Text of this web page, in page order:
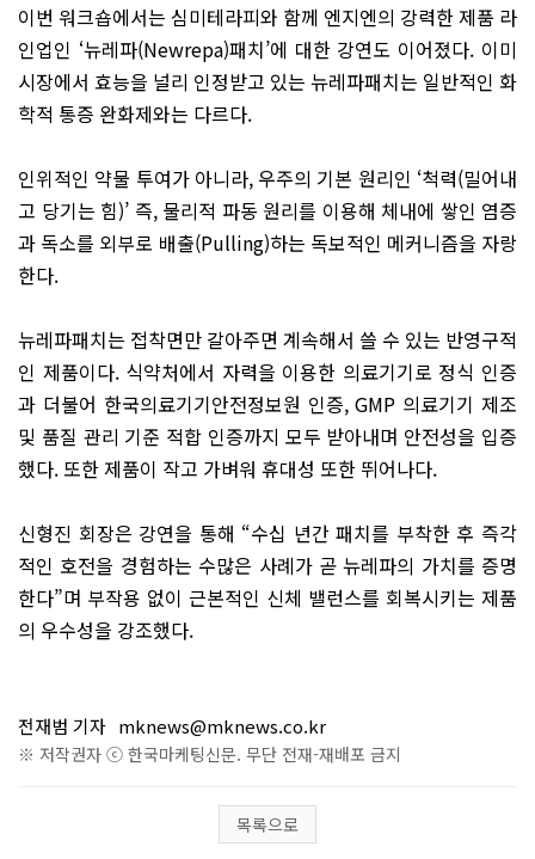
이번 워크숍에서는 심미테라피와 함께 엔지엔의 강력한 제품 라
인업인 ‘뉴레파(Newrepa)패치’에 대한 강연도 이어졌다. 이미
시장에서 효능을 널리 인정받고 있는 뉴레파패치는 일반적인 화
학적 통증 완화제와는 다르다.
인위적인 약물 투여가 아니라, 우주의 기본 원리인 ‘척력(밀어내
고 당기는 힘)’ 즉, 물리적 파동 원리를 이용해 체내에 쌓인 염증
과 독소를 외부로 배출(Pulling)하는 독보적인 메커니즘을 자랑
한다.
뉴레파패치는 접착면만 갈아주면 계속해서 쓸 수 있는 반영구적
인 제품이다. 식약처에서 자력을 이용한 의료기기로 정식 인증
과 더불어 한국의료기기안전정보원 인증, GMP 의료기기 제조
및 품질 관리 기준 적합 인증까지 모두 받아내며 안전성을 입증
했다. 또한 제품이 작고 가벼워 휴대성 또한 뛰어나다.
신형진 회장은 강연을 통해 “수십 년간 패치를 부착한 후 즉각
적인 호전을 경험하는 수많은 사례가 곧 뉴레파의 가치를 증명
한다”며 부작용 없이 근본적인 신체 밸런스를 회복시키는 제품
의 우수성을 강조했다.
전재범 기자 mknews@mknews.co.kr
※ 저작권자 ⓒ 한국마케팅신문. 무단 전재-재배포 금지
목록으로